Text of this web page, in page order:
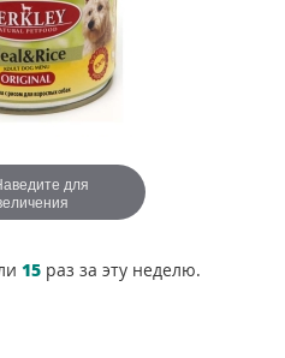
для
15раз за эту неделю.